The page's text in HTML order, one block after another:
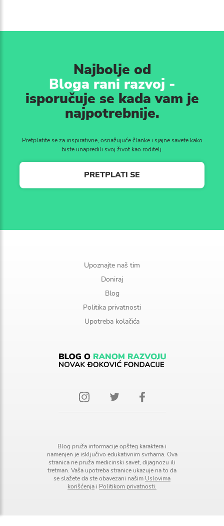
Najbolje od
Bloga rani razvoj -
isporučuje se kada vam je
najpotrebnije.
Pretplatite se za inspirativne, osnažujuće članke i sjajne savete kako
biste unapredili svoj život kao roditelj.
PRETPLATI SE
Upoznajte naš tim
Doniraj
Blog
Politika privatnosti
Upotreba kolačića
Blog pruža informacije opšteg karaktera i
namenjen je isključivo edukativnim svrhama. Ova
stranica ne pruža medicinski savet, dijagnozu ili
tretman. Vaša upotreba stranice ukazuje na to da
se slažete da ste obavezani našim Uslovima
korišćenja i Politikom privatnosti.